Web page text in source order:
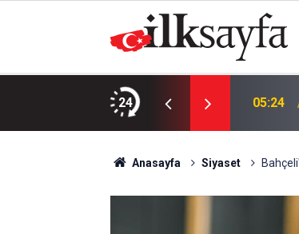
24
emeklilik desteği 05:24
Anasayfa Siyaset